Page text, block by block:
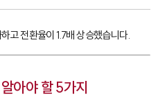
고 전환율이 1.7배 상승했습니다.
아야 할 5가지